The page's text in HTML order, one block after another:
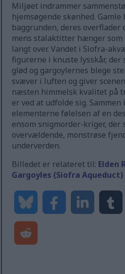
Miljøet indrammer
hjemsøgende skønhed.
baggrunden, deres
mens stalaktitter hænger
langt over. Vandet i Siofra-
figurerne i knuste lysskår, der
glød og gargoylernes blege
svæver i luften og giver
næsten himmelsk kvalitet på
er ved at udfolde sig.
elementerne følelsen af en
ensom snigmorder-kriger, der
overvældende, monstrøse
underverden.
Billedet er relateret til: Elden
Gargoyles (Siofra Aqueduct)